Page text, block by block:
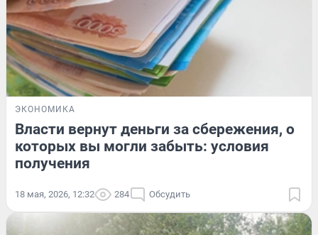
ЭКОНОМИКА
Власти вернут деньги за сбережения, о
которых вы могли забыть: условия
получения
18 мая, 2026, 12:32 284 Обсудить